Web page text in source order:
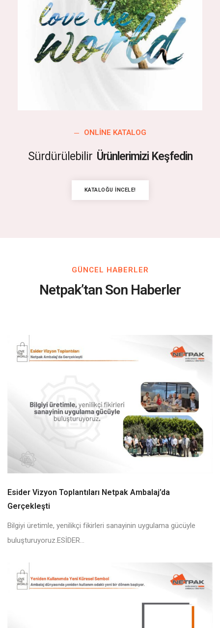
ONLINE KATALOG
Sürdürülebilir Ürünlerimizi Keşfedin
KATALOĞU İNCELE!
GÜNCEL HABERLER
Netpak’tan Son Haberler
Esider Vizyon Toplantıları Netpak Ambalaj’da
Gerçekleşti
Bilgiyi üretimle, yenilikçi fikirleri sanayinin uygulama gücüyle
buluşturuyoruz.ESİDER...